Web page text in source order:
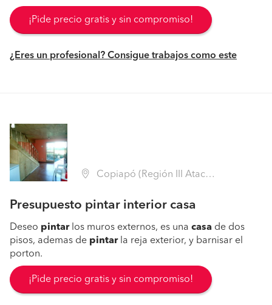
¡Pide precio gratis y sin compromiso!
¿Eres un profesional? Consigue trabajos como este
Copiapó (Región III Atacama - Copiapó)
Presupuesto pintar interior casa
Deseo pintarlos muros externos, es una casa de dos
pisos, ademas de pintarla reja exterior, y barnisar el
porton.
¡Pide precio gratis y sin compromiso!